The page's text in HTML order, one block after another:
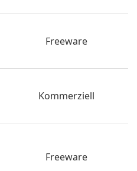
Freeware
Kommerziell
Freeware